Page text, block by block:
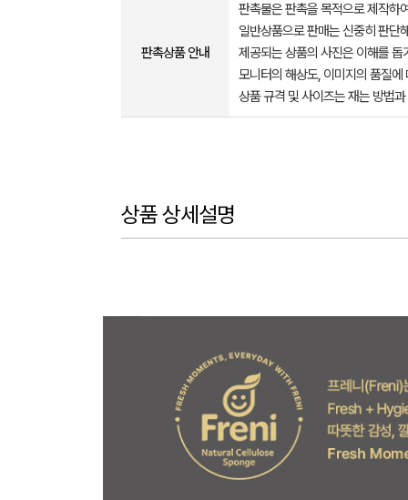
판촉상품 안내
판촉물은 판촉을 목적으로 제작하
일반상품으로 판매는 신중히 판단
제공되는 상품의 사진은 이해를
모니터의 해상도, 이미지의 품질
상품 규격 및 사이즈는 재는 방법
상품 상세설명